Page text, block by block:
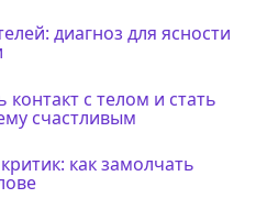
диагноз для ясности
контакт с телом и стать
счастливым
как замолчать